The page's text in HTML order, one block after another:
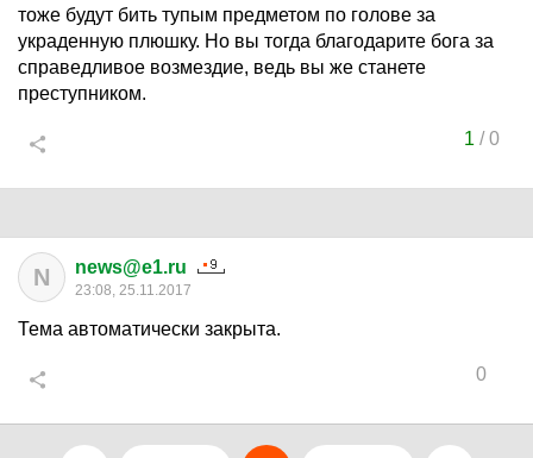
тоже будут бить тупым предметом по голове за
украденную плюшку. Но вы тогда благодарите бога за
справедливое возмездие, ведь вы же станете
преступником.
1 /0
N news@e1.ru
23:08, 25.11.2017
Тема автоматически закрыта.
0